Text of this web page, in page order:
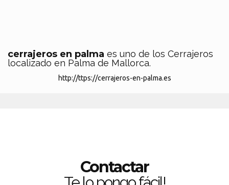
cerrajeros en palma es uno de los Cerrajeros
localizado en Palma de Mallorca.
http://ttps://cerrajeros-en-palma.es
Contactar